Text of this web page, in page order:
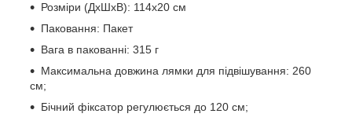
Розміри (ДхШхВ): 114х20 см
Паковання: Пакет
Вага в пакованні: 315 г
Максимальна довжина лямки для підвішування: 260
см;
Бічний фіксатор регулюється до 120 см;